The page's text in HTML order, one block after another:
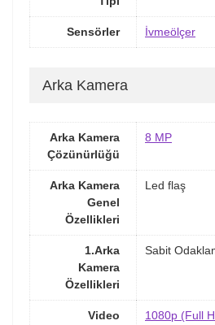
Sensörler İvmeölçer
Arka Kamera
Arka Kamera
Çözünürlüğü
8 MP
Arka Kamera
Genel
Özellikleri
Led flaş
1.Arka
Kamera
Özellikleri
Sabit
Video
1080p (Full